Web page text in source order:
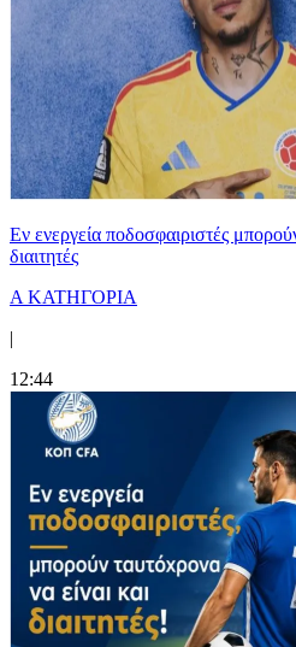
Εν ενεργεία ποδοσφαιριστές
διαιτητές
Α ΚΑΤΗΓΟΡΙΑ
|
12:44